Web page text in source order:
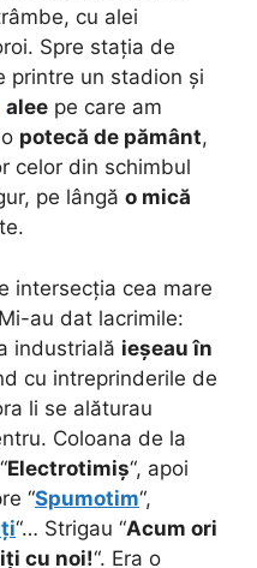
cu alei
Spre stația de
printre un stadion și
alee pe care am
potecă de pământ,
celor din schimbul
pe lângă o mică
intersecția cea mare
au dat lacrimile:
industrială ieșeau în
cu intreprinderile de
li se alăturau
Coloana de la
Electrotimiș“, apoi
“Spumotim“,
“… Strigau “Acum ori
cu noi!“. Era o